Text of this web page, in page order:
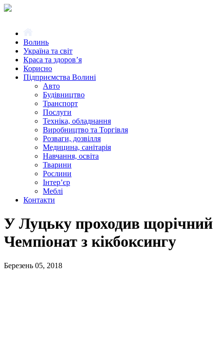
Волинь
Україна та світ
Краса та здоров’я
Корисно
Підприємства Волині
Авто
Будівництво
Транспорт
Послуги
Техніка, обладнання
Виробництво та Торгівля
Розваги, дозвілля
Медицина, санітарія
Навчання, освіта
Тварини
Рослини
Інтер’єр
Меблі
Контакти
У Луцьку проходив щорічний
Чемпіонат з кікбоксингу
Березень 05, 2018